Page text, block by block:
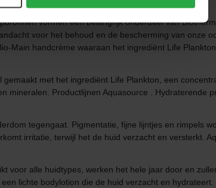
vormen een belangrijk onderdeel van
voor het behoud en de bescherming van onze
Main handcrème waaraan het ingrediënt Life
met het ingrediënt Life Plankton, een
mineralen. Productlijnen Aquasource . Hydraterende
tegengaat. Pigmentatie, fijne lijntjes en rimpels
irritatie, terwijl het de huid verzacht en versterkt.
voor alle huidtypes, werken het hele jaar door en
lichte bodylotion die de huid verzacht en hydrateert.